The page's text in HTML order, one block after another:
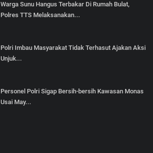
Warga Sunu Hangus Terbakar Di Rumah Bulat,
Polres TTS Melaksanakan...
Polri Imbau Masyarakat Tidak Terhasut Ajakan Aksi
Unjuk...
Personel Polri Sigap Bersih-bersih Kawasan Monas
Usai May...